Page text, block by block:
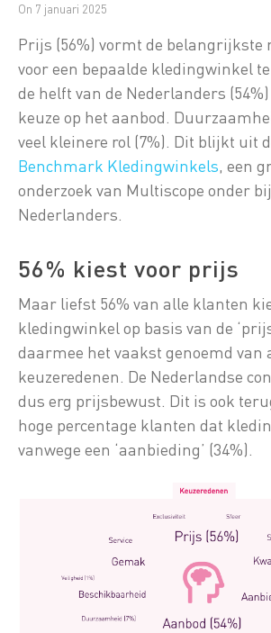
On 7 januari 2025
Prijs (56%) vormt de belangrijkste
voor een bepaalde kledingwinkel
de helft van de Nederlanders
keuze op het aanbod.
veel kleinere rol (7%). Dit blijkt uit
Benchmark Kledingwinkels, een
onderzoek van Multiscope onder
Nederlanders.
56% kiest voor prijs
Maar liefst 56% van alle klanten
kledingwinkel op basis van de
daarmee het vaakst genoemd van
keuzeredenen. De Nederlandse
dus erg prijsbewust. Dit is ook
hoge percentage klanten dat
vanwege een ‘aanbieding’ (34%).